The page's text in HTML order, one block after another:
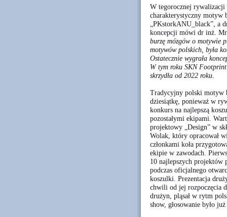
W tegorocznej
charakterystyczny motyw
„PKstorkANU_black”, a
koncepcji mówi dr inż.
burzę mózgów o motywie
motywów polskich, była
Ostatecznie wygrała
W tym roku SKN
skrzydła od 2022 roku.
Tradycyjny polski motyw
dziesiątkę, ponieważ w
konkurs na najlepszą
pozostałymi ekipami.
projektowy „Design” w
Wolak, który opracował
członkami koła
ekipie w zawodach.
10 najlepszych projektów
podczas oficjalnego
koszulki. Prezentacja
chwili od jej rozpoczęcia
drużyn, pląsał w rytm
show, głosowanie było